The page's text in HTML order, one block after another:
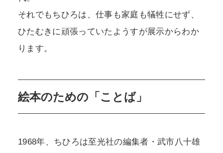
それでもちひろは、仕事も家庭も犠牲にせず、
ひたむきに頑張っていたようすが展示からわか
ります。
絵本のための「ことば」
1968年、ちひろは至光社の編集者・武市八十雄